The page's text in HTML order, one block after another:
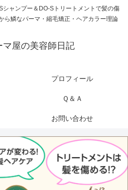
シャンプー＆DO-Sトリートメントで髪の傷
ら鱗なパーマ・縮毛矯正・ヘアカラー理論
マ屋の美容師日記
プロフィール
Ｑ＆Ａ
お問い合わせ